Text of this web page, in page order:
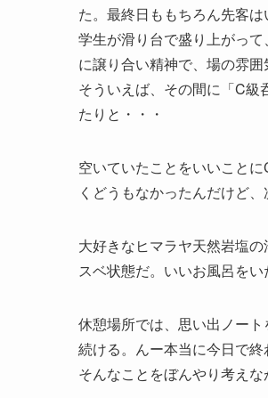
た。最終日ももちろん先客
学生が滑り台で盛り上がっ
に譲り合い精神で、場の雰囲
そういえば、その間に「C級
たりと・・・
空いていたことをいいこと
くどうもなかったんだけど
大好きなヒマラヤ天然岩塩
スベ状態だ。いいお風呂をい
休憩場所では、思い出ノー
続ける。んー本当に今日で終
そんなことをぼんやり考え